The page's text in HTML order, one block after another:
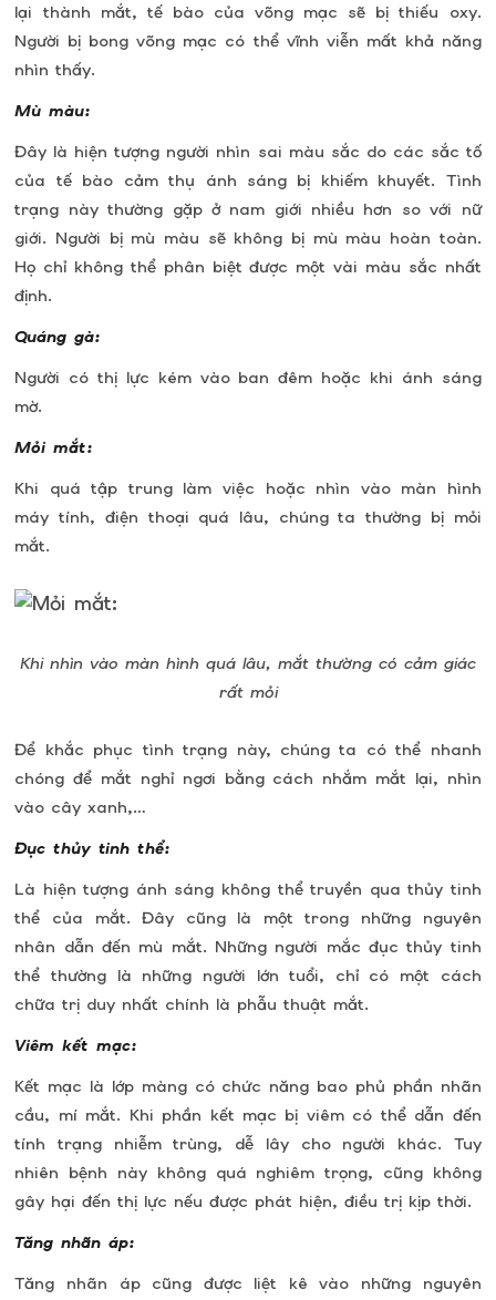
lại thành mắt, tế bào của võng mạc sẽ bị thiếu oxy.
Người bị bong võng mạc có thể vĩnh viễn mất khả năng
nhìn thấy.
Mù màu:
Đây là hiện tượng người nhìn sai màu sắc do các sắc tố
của tế bào cảm thụ ánh sáng bị khiếm khuyết. Tình
trạng này thường gặp ở nam giới nhiều hơn so với nữ
giới. Người bị mù màu sẽ không bị mù màu hoàn toàn.
Họ chỉ không thể phân biệt được một vài màu sắc nhất
định.
Quáng gà:
Người có thị lực kém vào ban đêm hoặc khi ánh sáng
mờ.
Mỏi mắt:
Khi quá tập trung làm việc hoặc nhìn vào màn hình
máy tính, điện thoại quá lâu, chúng ta thường bị mỏi
mắt.
Khi nhìn vào màn hình quá lâu, mắt thường có cảm giác
rất mỏi
Để khắc phục tình trạng này, chúng ta có thể nhanh
chóng để mắt nghỉ ngơi bằng cách nhắm mắt lại, nhìn
vào cây xanh,…
Đục thủy tinh thể:
Là hiện tượng ánh sáng không thể truyền qua thủy tinh
thể của mắt. Đây cũng là một trong những nguyên
nhân dẫn đến mù mắt. Những người mắc đục thủy tinh
thể thường là những người lớn tuổi, chỉ có một cách
chữa trị duy nhất chính là phẫu thuật mắt.
Viêm kết mạc:
Kết mạc là lớp màng có chức năng bao phủ phần nhãn
cầu, mí mắt. Khi phần kết mạc bị viêm có thể dẫn đến
tính trạng nhiễm trùng, dễ lây cho người khác. Tuy
nhiên bệnh này không quá nghiêm trọng, cũng không
gây hại đến thị lực nếu được phát hiện, điều trị kịp thời.
Tăng nhãn áp:
Tăng nhãn áp cũng được liệt kê vào những nguyên